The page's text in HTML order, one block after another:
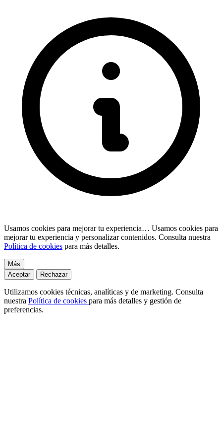
Usamos cookies para mejorar tu experiencia… Usamos cookies para
mejorar tu experiencia y personalizar contenidos. Consulta nuestra
Política de cookies para más detalles.
Más
Aceptar
Rechazar
Utilizamos cookies técnicas, analíticas y de marketing. Consulta
nuestra Política de cookies para más detalles y gestión de
preferencias.